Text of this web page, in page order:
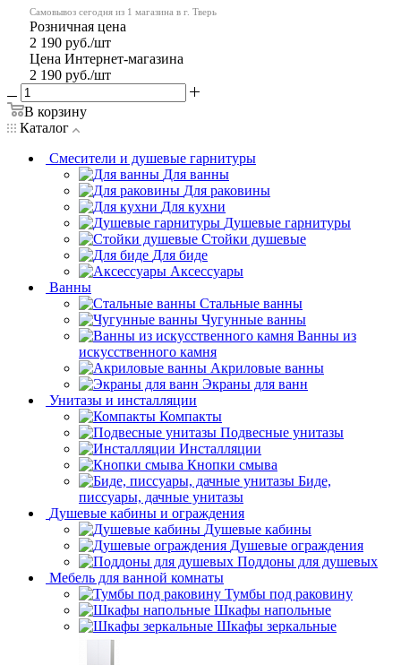
Самовывоз сегодня из 1 магазина в г. Тверь
Розничная цена
2 190 руб./шт
Цена Интернет-магазина
2 190 руб./шт
В корзину
Каталог
Смесители и душевые гарнитуры
Для ванны
Для раковины
Для кухни
Душевые гарнитуры
Стойки душевые
Для биде
Аксессуары
Ванны
Стальные ванны
Чугунные ванны
Ванны из
искусственного камня
Акриловые ванны
Экраны для ванн
Унитазы и инсталляции
Компакты
Подвесные унитазы
Инсталляции
Кнопки смыва
Биде,
писсуары, дачные унитазы
Душевые кабины и ограждения
Душевые кабины
Душевые ограждения
Поддоны для душевых
Мебель для ванной комнаты
Тумбы под раковину
Шкафы напольные
Шкафы зеркальные